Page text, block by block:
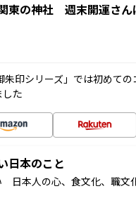
東の神社 週末開運さん
印シリーズ」では初めて
た
日本のこと
日本人の心、食文化、職文